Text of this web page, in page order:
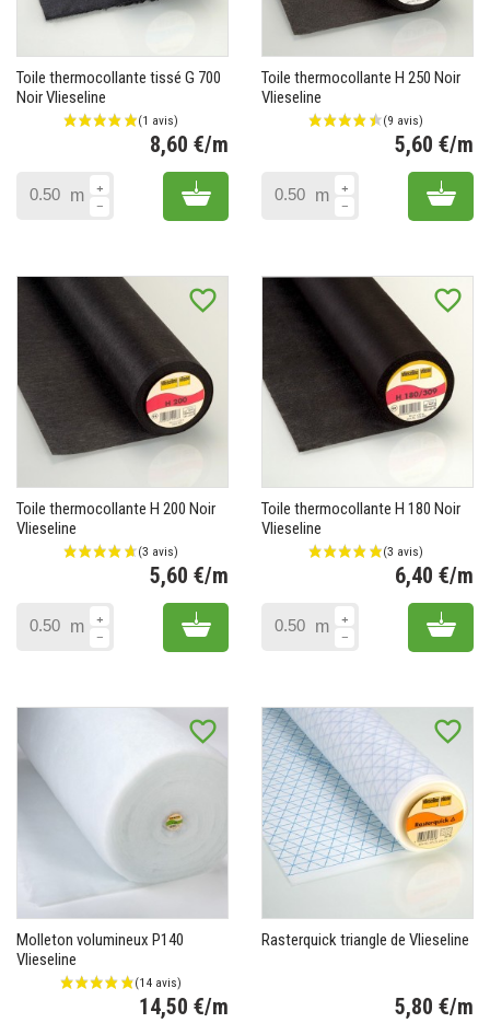
(1 avis)
Toile thermocollante tissé G 700
Noir Vlieseline
8,60 €/m
m Add to cart
Toile thermocollante H 250 Noir
Vlieseline
5,60 €/m
m Add
favorite_border
Toile thermocollante H 200 Noir
Vlieseline
5,60 €/m
m Add to cart
favorite_border
Toile thermocollante H 180 Noir
Vlieseline
6,40 €/m
m Add
favorite_border
Molleton volumineux P140
Vlieseline
14,50 €/m
favorite_border
Rasterquick triangle de Vlieseline
5,80 €/m